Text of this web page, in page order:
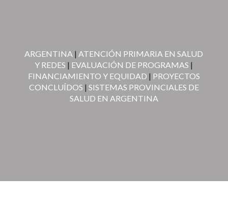
ARGENTINA |ATENCIÓN PRIMARIA EN SALUD
Y REDES | EVALUACIÓN DE PROGRAMAS |
FINANCIAMIENTO Y EQUIDAD | PROYECTOS
CONCLUÍDOS | SISTEMAS PROVINCIALES DE
SALUD EN ARGENTINA